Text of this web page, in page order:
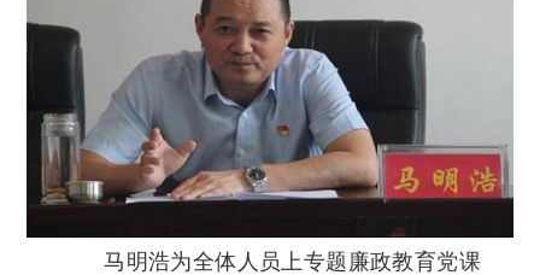
马明浩为全体人员上专题廉政教育党课